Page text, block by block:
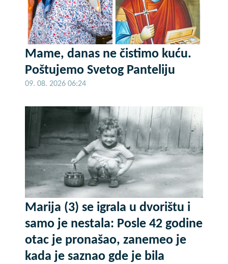
Mame, danas ne čistimo kuću.
Poštujemo Svetog Panteliju
09. 08. 2026 06:24
Marija (3) se igrala u dvorištu i
samo je nestala: Posle 42 godine
otac je pronašao, zanemeo je
kada je saznao gde je bila